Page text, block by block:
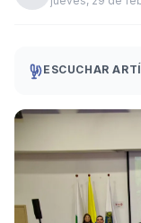
ESCUCHAR